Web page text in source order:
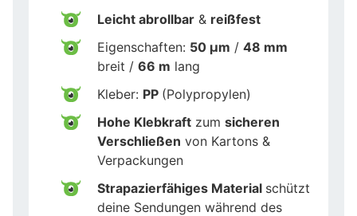
Leicht abrollbar & reißfest
Eigenschaften: 50 µm / 48 mm
breit / 66 m lang
Kleber: PP (Polypropylen)
Hohe Klebkraft zum sicheren
Verschließen von Kartons &
Verpackungen
Strapazierfähiges Material schützt
deine Sendungen während des